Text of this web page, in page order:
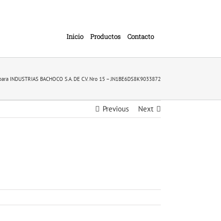
Inicio Productos Contacto
INDUSTRIAS BACHOCO S.A. DE C.V. Nro 15 – JN1BE6DS8K9033872
Previous Next